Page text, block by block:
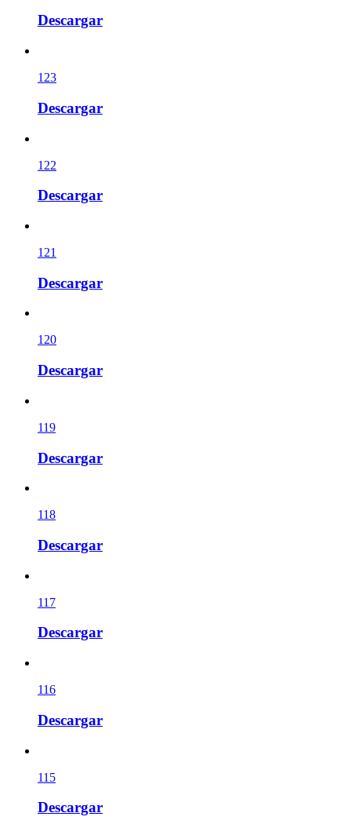
Descargar
123
Descargar
122
Descargar
121
Descargar
120
Descargar
119
Descargar
118
Descargar
117
Descargar
116
Descargar
115
Descargar